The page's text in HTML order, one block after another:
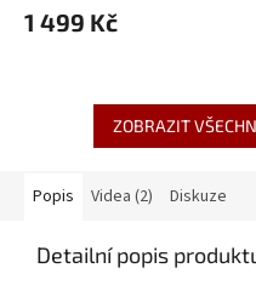
1 499 Kč
ZOBRAZIT
Popis Videa (2) Diskuze
Detailní popis